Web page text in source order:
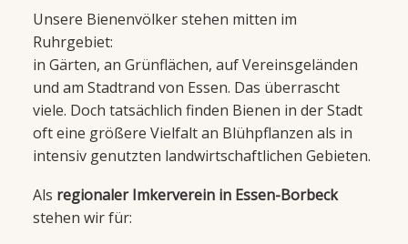
Unsere Bienenvölker stehen mitten im
Ruhrgebiet:
in Gärten, an Grünflächen, auf Vereinsgeländen
und am Stadtrand von Essen. Das überrascht
viele. Doch tatsächlich finden Bienen in der Stadt
oft eine größere Vielfalt an Blühpflanzen als in
intensiv genutzten landwirtschaftlichen Gebieten.
Als regionaler Imkerverein in Essen-Borbeck
stehen wir für: